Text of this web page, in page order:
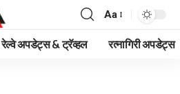
Font
Resizer
Aa
रेल्वे अपडेट्स & ट्रॅव्हल रत्नागिरी अपडेट्स